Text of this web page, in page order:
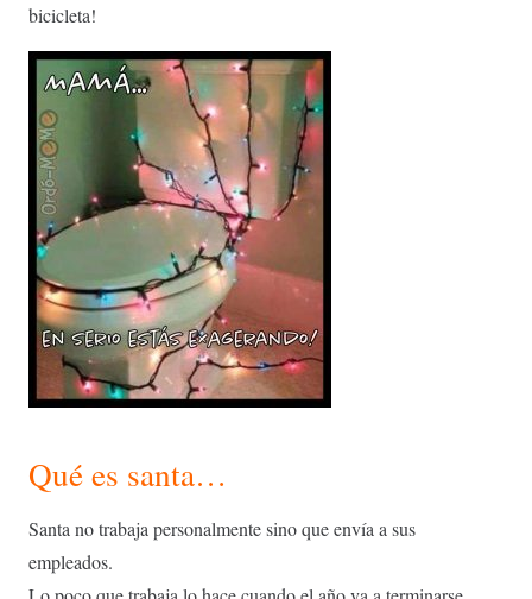
bicicleta!
Qué es santa…
Santa no trabaja personalmente sino que envía a sus
empleados.